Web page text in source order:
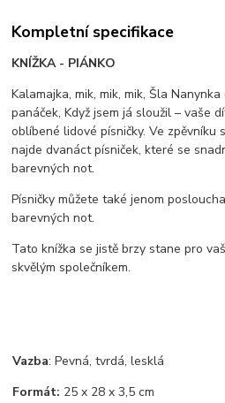
Kompletní specifikace
KNÍŽKA - PIÁNKO
Kalamajka, mik, mik, mik, Šla
panáček, Když jsem já sloužil – vaše
oblíbené lidové písničky. Ve zpěvníku
najde dvanáct písniček, které se
barevných not.
Písničky můžete také jenom
barevných not.
Tato knížka se jistě brzy stane pro
skvělým společníkem.
Vazba:Pevná, tvrdá, lesklá
Formát: 25 x 28 x 3,5 cm